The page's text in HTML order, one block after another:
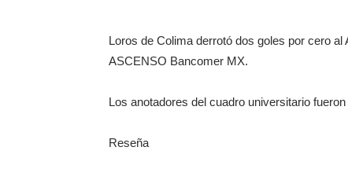
Loros de Colima derrotó dos goles por cero
ASCENSO Bancomer MX.
Los anotadores del cuadro universitario
Reseña